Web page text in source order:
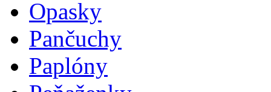
Opasky
Pančuchy
Paplóny